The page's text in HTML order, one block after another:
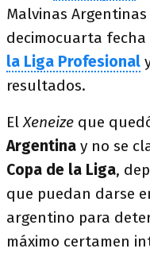
Malvinas
decimocuarta
la Liga Profesional
resultados.
ElXeneize que
Argentina y no se
Copa de la Liga,
que puedan darse
argentino para
máximo certamen